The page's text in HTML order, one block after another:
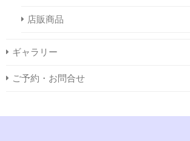
店販商品
ギャラリー
ご予約・お問合せ